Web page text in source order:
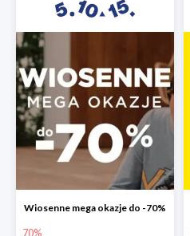
Wiosenne mega okazje do -70%
70%